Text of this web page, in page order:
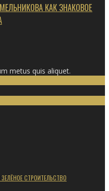
КАК ЗНАКОВОЕ
metus quis aliquet.
СТРОИТЕЛЬСТВО